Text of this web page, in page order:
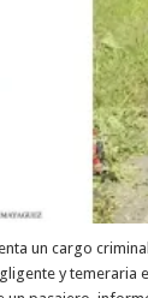
un cargo
y temeraria